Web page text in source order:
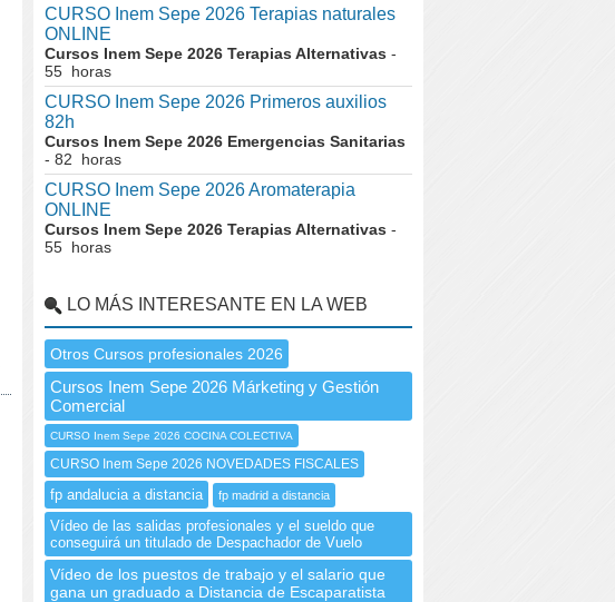
CURSO Inem Sepe 2026 Terapias naturales
ONLINE
Cursos Inem Sepe 2026 Terapias Alternativas -
55 horas
CURSO Inem Sepe 2026 Primeros auxilios
82h
Cursos Inem Sepe 2026 Emergencias Sanitarias
- 82 horas
CURSO Inem Sepe 2026 Aromaterapia
ONLINE
Cursos Inem Sepe 2026 Terapias Alternativas -
55 horas
LO MÁS INTERESANTE EN LA WEB
Otros Cursos profesionales 2026
Cursos Inem Sepe 2026 Márketing y Gestión
Comercial
CURSO Inem Sepe 2026 COCINA COLECTIVA
CURSO Inem Sepe 2026 NOVEDADES FISCALES
fp andalucia a distancia fp madrid a distancia
Vídeo de las salidas profesionales y el sueldo que
conseguirá un titulado de Despachador de Vuelo
Vídeo de los puestos de trabajo y el salario que
gana un graduado a Distancia de Escaparatista